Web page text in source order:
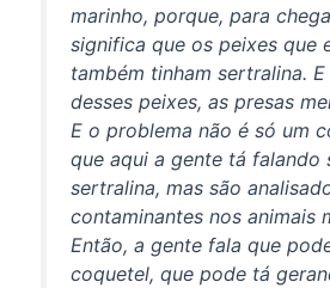
marinho, porque, para
significa que os peixes que
também tinham sertralina.
desses peixes, as presas
E o problema não é só um
que aqui a gente tá falando
sertralina, mas são
contaminantes nos animais
Então, a gente fala que
coquetel, que pode tá